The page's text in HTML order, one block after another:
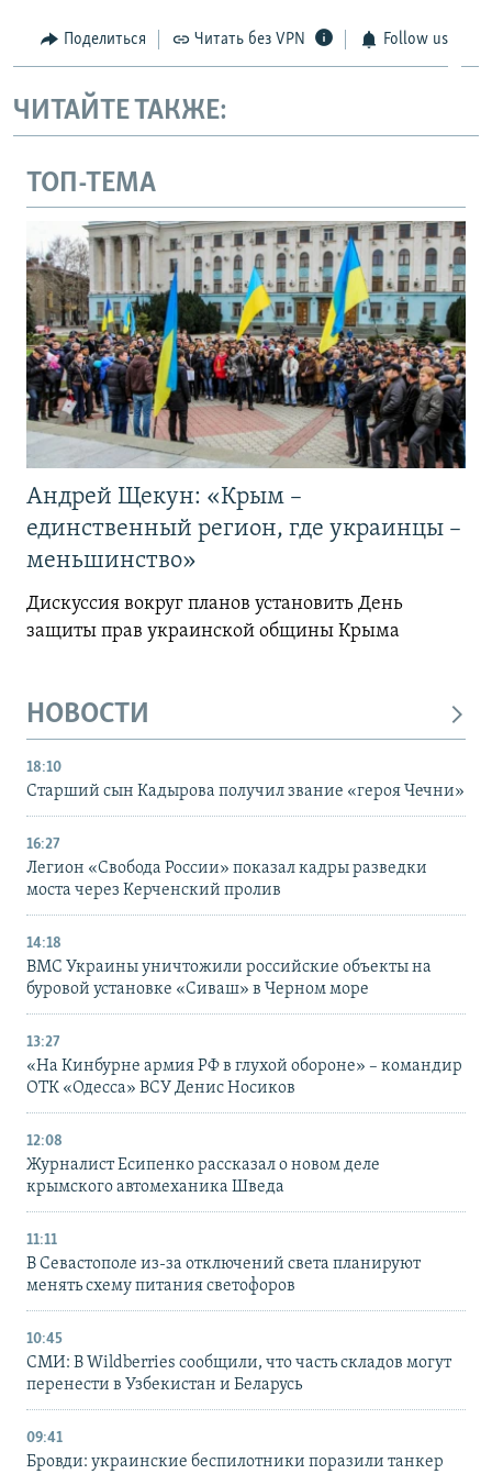
Поделиться Читать без VPN Follow us
ЧИТАЙТЕ ТАКЖЕ:
ТОП-ТЕМА
Андрей Щекун: «Крым –
единственный регион, где украинцы –
меньшинство»
Дискуссия вокруг планов установить День
защиты прав украинской общины Крыма
НОВОСТИ
18:10
Старший сын Кадырова получил звание «героя Чечни»
16:27
Легион «Свобода России» показал кадры разведки
моста через Керченский пролив
14:18
ВМС Украины уничтожили российские объекты на
буровой установке «Сиваш» в Черном море
13:27
«На Кинбурне армия РФ в глухой обороне» – командир
ОТК «Одесса» ВСУ Денис Носиков
12:08
Журналист Есипенко рассказал о новом деле
крымского автомеханика Шведа
11:11
В Севастополе из-за отключений света планируют
менять схему питания светофоров
10:45
СМИ: В Wildberries сообщили, что часть складов могут
перенести в Узбекистан и Беларусь
09:41
Бровди: украинские беспилотники поразили танкер